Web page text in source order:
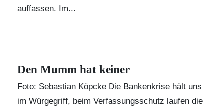
auffassen. Im...
Den Mumm hat keiner
Foto: Sebastian Köpcke Die Bankenkrise hält uns
im Würgegriff, beim Verfassungsschutz laufen die